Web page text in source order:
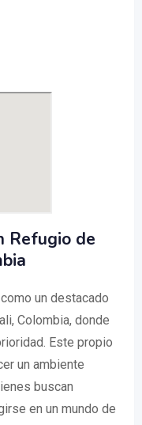
Refugio de
un destacado
Colombia, donde
Este propio
un ambiente
buscan
en un mundo de